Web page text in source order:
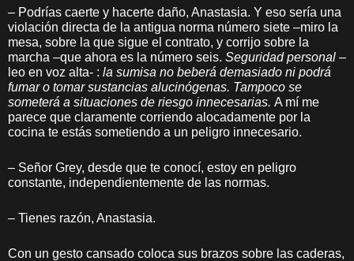
– Podrías caerte y hacerte daño, Anastasia. Y eso sería una
violación directa de la antigua norma número siete –miro la
mesa, sobre la que sigue el contrato, y corrijo sobre la
marcha –que ahora es la número seis. Seguridad personal –
leo en voz alta- : la sumisa no beberá demasiado ni podrá
fumar o tomar sustancias alucinógenas. Tampoco se
someterá a situaciones de riesgo innecesarias. A mí me
parece que claramente corriendo alocadamente por la
cocina te estás sometiendo a un peligro innecesario.
– Señor Grey, desde que te conocí, estoy en peligro
constante, independientemente de las normas.
– Tienes razón, Anastasia.
Con un gesto cansado coloca sus brazos sobre las caderas,